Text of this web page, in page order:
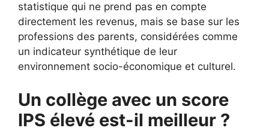
statistique qui ne prend pas en compte
directement les revenus, mais se base sur les
professions des parents, considérées comme
un indicateur synthétique de leur
environnement socio-économique et culturel.
Un collège avec un score
IPS élevé est-il meilleur ?